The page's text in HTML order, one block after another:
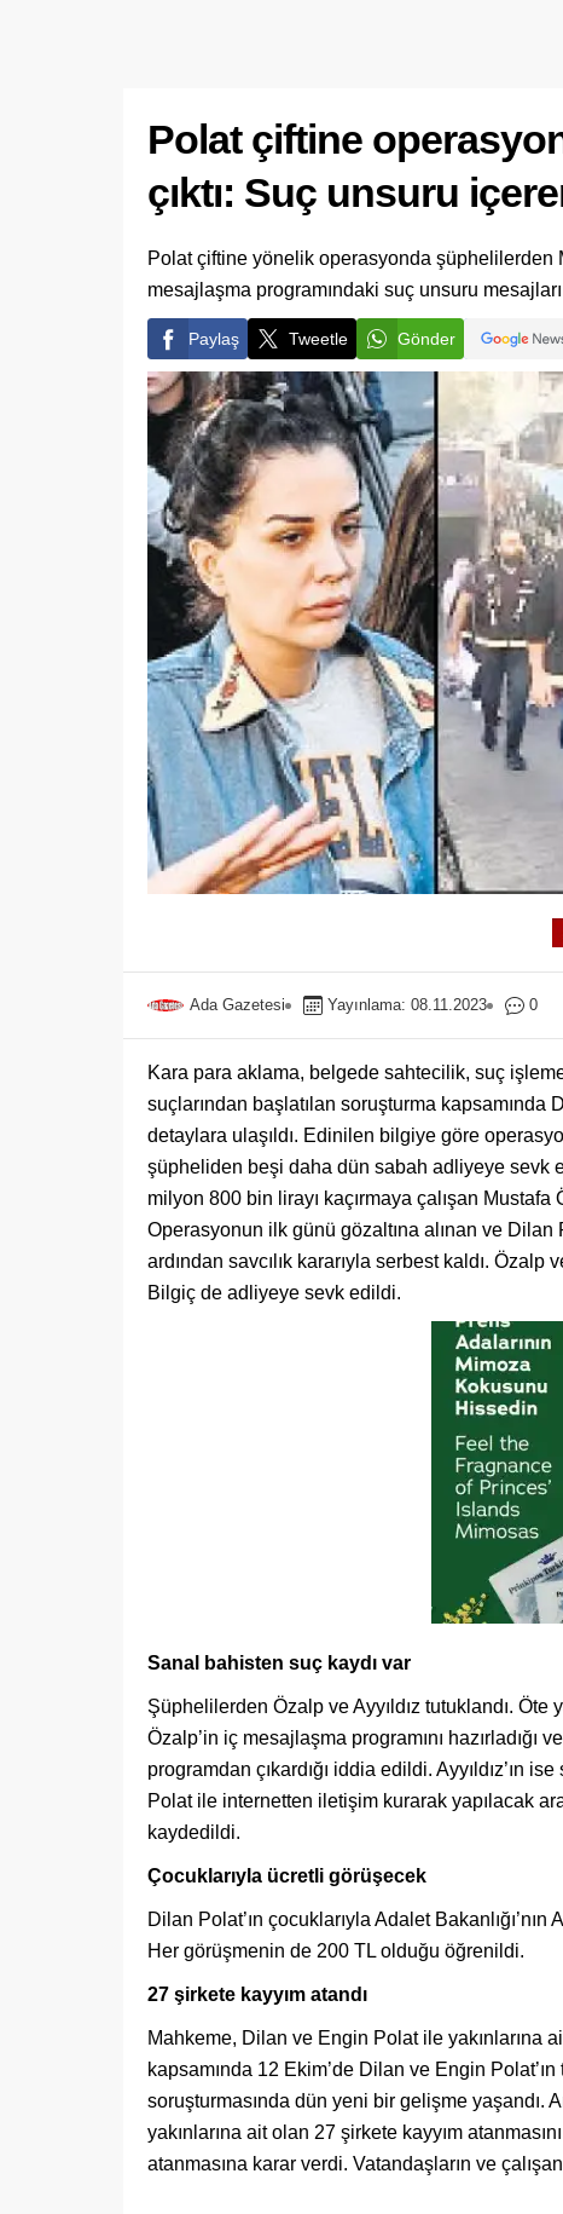
Polat çiftine
çıktı: Suç unsuru
Polat çiftine yönelik operasyonda şüphelilerden
mesajlaşma programındaki suç unsuru
Paylaş Tweetle Gönder
Ada Gazetesi Yayınlama: 08.11.2023 0
Kara para aklama, belgede sahtecilik, suç
suçlarından başlatılan soruşturma
detaylara ulaşıldı. Edinilen bilgiye göre
şüpheliden beşi daha dün sabah adliyeye sevk
milyon 800 bin lirayı kaçırmaya çalışan
Operasyonun ilk günü gözaltına alınan ve
ardından savcılık kararıyla serbest kaldı.
Bilgiç de adliyeye sevk edildi.
Sanal bahisten suç kaydı var
Şüphelilerden Özalp ve Ayyıldız tutuklandı.
Özalp’in iç mesajlaşma programını hazırladığı
programdan çıkardığı iddia edildi. Ayyıldız’ın
Polat ile internetten iletişim kurarak yapılacak
kaydedildi.
Çocuklarıyla ücretli görüşecek
Dilan Polat’ın çocuklarıyla Adalet
Her görüşmenin de 200 TL olduğu öğrenildi.
27 şirkete kayyım atandı
Mahkeme, Dilan ve Engin Polat ile yakınlarına
kapsamında 12 Ekim’de Dilan ve Engin
soruşturmasında dün yeni bir gelişme yaşandı.
yakınlarına ait olan 27 şirkete kayyım
atanmasına karar verdi. Vatandaşların ve